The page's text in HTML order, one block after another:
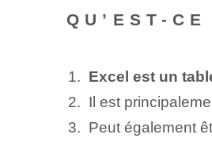
QU’EST-
Excel est un
Il est
Peut également